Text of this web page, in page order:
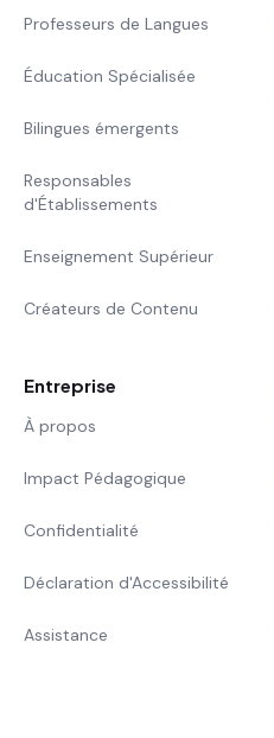
Professeurs de Langues
Éducation Spécialisée
Bilingues émergents
Responsables
d'Établissements
Enseignement Supérieur
Créateurs de Contenu
Entreprise
À propos
Impact Pédagogique
Confidentialité
Déclaration d'Accessibilité
Assistance